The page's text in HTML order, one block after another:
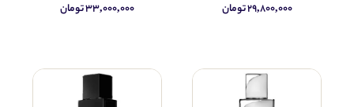
۲۹,۸۰۰,۰۰۰ تومان ۳۳,۰۰۰,۰۰۰ تومان